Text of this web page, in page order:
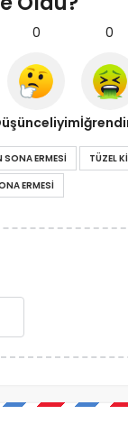
0 0
SONA ERMESI TÜZEL
ERMESI